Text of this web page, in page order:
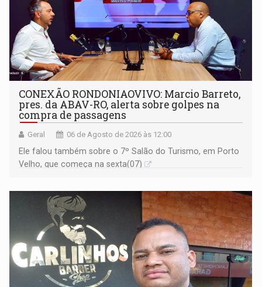
CONEXÃO RONDONIAOVIVO: Marcio Barreto,
pres. da ABAV-RO, alerta sobre golpes na
compra de passagens
Geral 06 de Agosto de 2026 às 12:00
Ele falou também sobre o 7º Salão do Turismo, em Porto
Velho, que começa na sexta(07)